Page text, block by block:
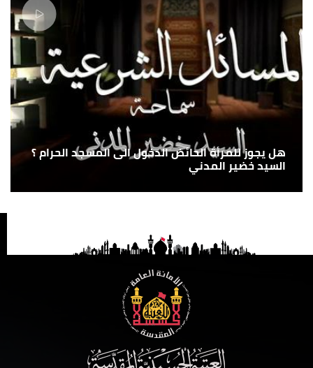
هل يجوز للمرأة الحائض الدخول الى المسجد الحرام ؟
السيد خضير المدني